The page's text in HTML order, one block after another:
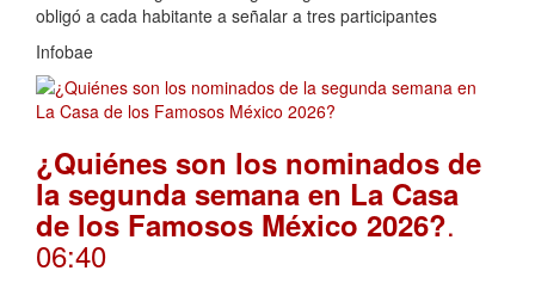
obligó a cada habitante a señalar a tres participantes
Infobae
¿Quiénes son los nominados de
la segunda semana en La Casa
de los Famosos México 2026?.
06:40